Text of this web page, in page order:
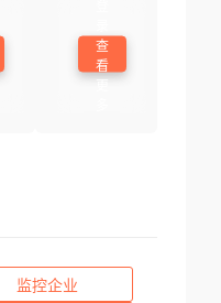
查
看
监控企业